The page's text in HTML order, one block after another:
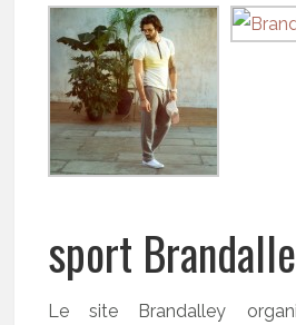
sport
Le site Brandalley